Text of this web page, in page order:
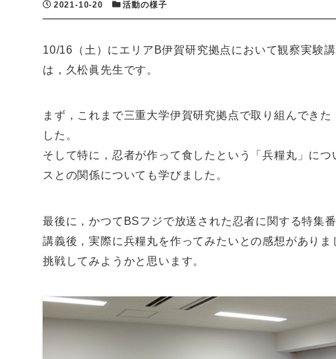
投稿日
2021-10-20 カテゴリー
活動の様子
10/16（土）にエリアB伊賀研究拠点において観察実験
は，久松眞先生です。
まず，これまで三重大学伊賀研究拠点で取り組んでき
した。
そして特に，忍者が作って食したという「兵糧丸」に
スとの関係についても学びました。
最後に，かつてBSフジで放送された忍者に関する特集
講義後，実際に兵糧丸を作ってみたいとの感想があり
挑戦してみようかと思います。